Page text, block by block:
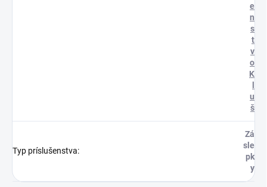
e
n
s
t
v
o
K
u
š
Typ príslušenstva:
Zá
sle
pk
y